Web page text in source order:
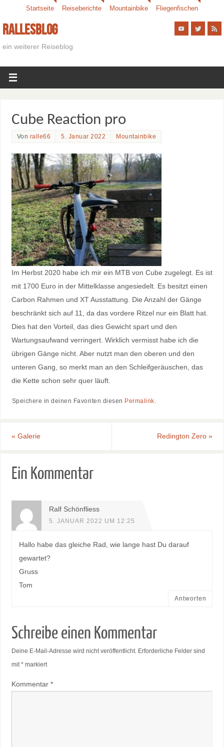
Startseite Reiseberichte Mountainbike Fliegenfischen
Rallesblog
ein weiterer Reiseblog
Cube Reaction pro
Von ralle66 5. Januar 2022 Mountainbike
Im Herbst 2020 habe ich mir ein MTB von Cube zugelegt. Es ist
mit 1700 Euro in der Mittelklasse angesiedelt. Es besitzt einen
Carbon Rahmen und XT Ausstattung. Die Anzahl der Gänge
beschränkt sich auf 11, da das vordere Ritzel nur ein Blatt hat.
Dies hat den Vorteil, das dies Gewicht spart und den
Wartungsaufwand verringert. Wirklich vermisst habe ich die
übrigen Gänge nicht. Aber nutzt man den oberen und den
unteren Gang, so merkt man an den Schleifgeräuschen, das
die Kette schon sehr quer läuft.
Speichere in deinen Favoriten diesen Permalink.
« Galerie Redington Zero»
Ein Kommentar
Ralf Schönfliess
5. JANUAR 2022 UM 12:25
Hallo habe das gleiche Rad, wie lange hast Du darauf
gewartet?
Gruss
Tom
Antworten
Schreibe einen Kommentar
Deine E-Mail-Adresse wird nicht veröffentlicht. Erforderliche Felder sind
mit*markiert
Kommentar *